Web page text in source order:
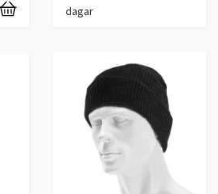
dagar